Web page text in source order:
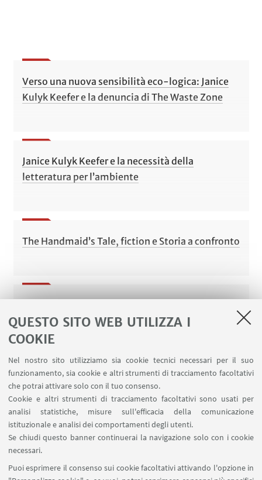
QUESTO SITO WEB UTILIZZA I
COOKIE
Nel nostro sito utilizziamo sia cookie tecnici necessari per il suo
funzionamento, sia cookie e altri strumenti di tracciamento facoltativi
che potrai attivare solo con il tuo consenso.
Cookie e altri strumenti di tracciamento facoltativi sono usati per
analisi statistiche, misure sull'efficacia della comunicazione
istituzionale e analisi dei comportamenti degli utenti.
Se chiudi questo banner continuerai la navigazione solo con i cookie
necessari.
Puoi esprimere il consenso sui cookie facoltativi attivando l'opzione in
Verso una nuova sensibilità eco-logica: Janice
Kulyk Keefer e la denuncia di The Waste Zone
Janice Kulyk Keefer e la necessità della
letteratura per l’ambiente
The Handmaid’s Tale, fiction e Storia a confronto
Gemma Granetto
Persepolis di Marjane Satrapi: illustrazioni di
fioritura personale